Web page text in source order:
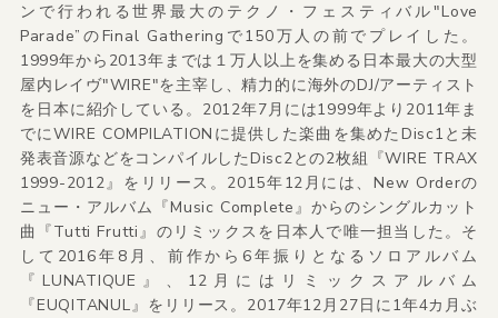
ンで行われる世界最大のテクノ・フェスティバル"Love
Parade”のFinal Gatheringで150万人の前でプレイした。
1999年から2013年までは１万人以上を集める日本最大の大型
屋内レイヴ"WIRE"を主宰し、精力的に海外のDJ/アーティスト
を日本に紹介している。2012年7月には1999年より2011年ま
でにWIRE COMPILATIONに提供した楽曲を集めたDisc1と未
発表音源などをコンパイルしたDisc2との2枚組『WIRE TRAX
1999-2012』をリリース。2015年12月には、New Orderの
ニュー・アルバム『Music Complete』からのシングルカット
曲『Tutti Frutti』のリミックスを日本人で唯一担当した。そ
して2016年8月、前作から6年振りとなるソロアルバム
『LUNATIQUE』、12月にはリミックスアルバム
『EUQITANUL』をリリース。2017年12月27日に1年4カ月ぶ